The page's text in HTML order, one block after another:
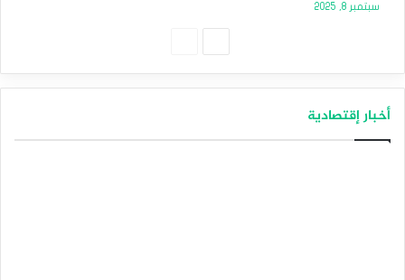
سبتمبر 8, 2025
أخبار إقتصادية